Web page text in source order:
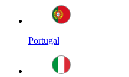
Portugal